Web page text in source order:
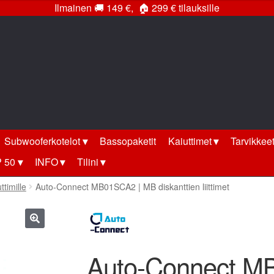
Ilmainen 🚚 149 €, 🏠 299 € tilauksille
Subwooferkotelot Bassopaketit Kaiuttimet
Tarvikkeet
50 INFO Tilini
Auto-Connect MB01SCA2 | MB diskanttien liittimet
Auto-Connect